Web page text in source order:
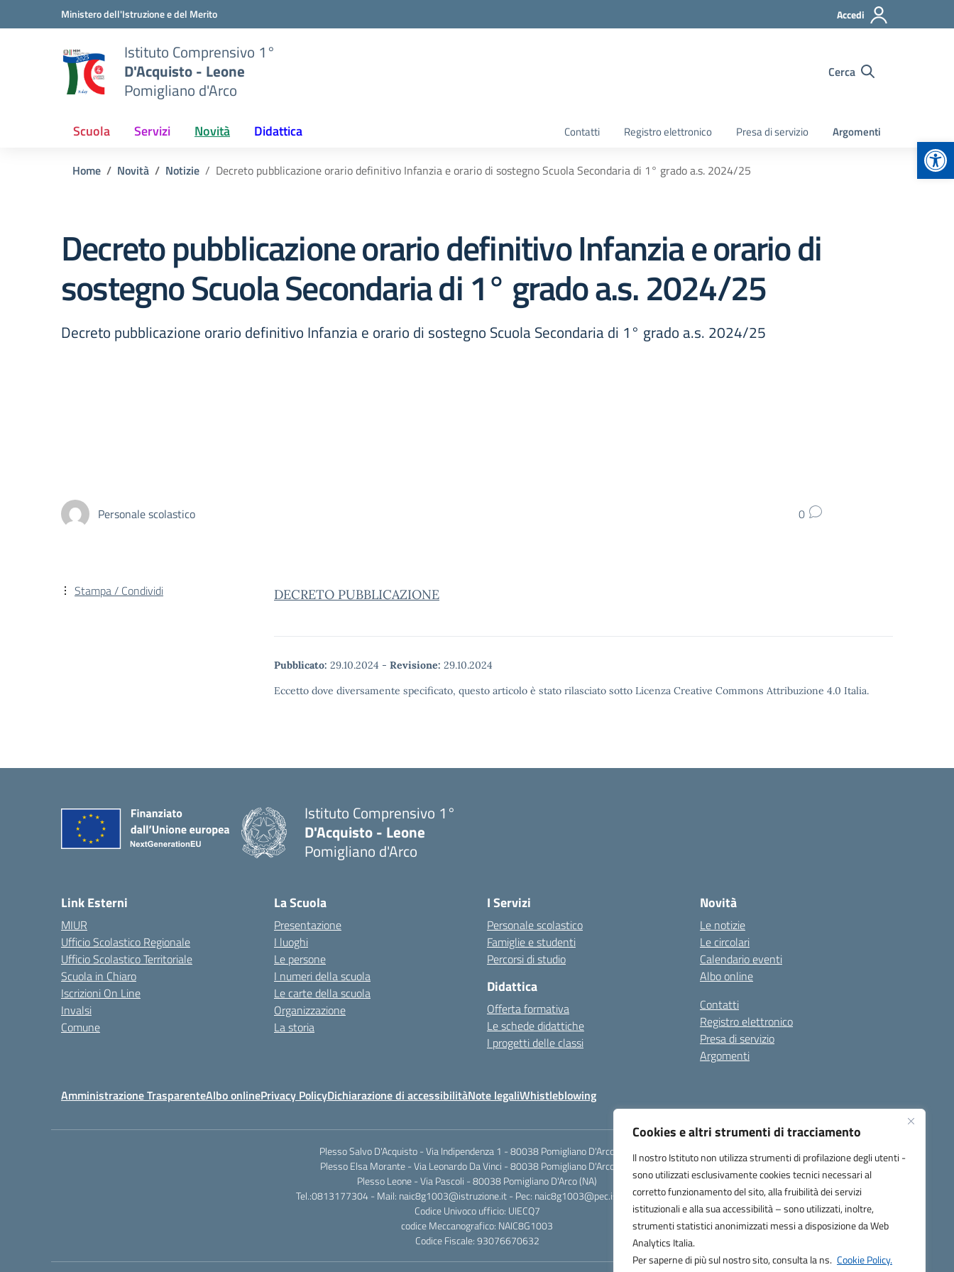
Cookies e altri strumenti di tracciamento
Il nostro Istituto non utilizza strumenti di profilazione degli utenti -
sono utilizzati esclusivamente cookies tecnici necessari al
corretto funzionamento del sito, alla fruibilità dei servizi
istituzionali e alla sua accessibilità – sono utilizzati, inoltre,
strumenti statistici anonimizzati messi a disposizione da Web
Analytics Italia.
Per saperne di più sul nostro sito, consulta la ns. Cookie Policy.
Vai ai contenuti
Vai al menu di navigazioneMinistero dell'Istruzione e del Merito Accedi
Istituto Comprensivo 1°
D'Acquisto - Leone
Pomigliano d'Arco
Cerca
Scuola Servizi Novità Didattica Contatti Registro elettronico Presa di servizio Argomenti
Home Novità Notizie Decreto pubblicazione orario definitivo Infanzia e orario di sostegno Scuola Secondaria di 1° grado a.s. 2024/25
Decreto pubblicazione orario definitivo Infanzia e orario di
sostegno Scuola Secondaria di 1° grado a.s. 2024/25
Decreto pubblicazione orario definitivo Infanzia e orario di sostegno Scuola Secondaria di 1° grado a.s. 2024/25
Personale scolastico 0
DECRETO PUBBLICAZIONE
Pubblicato: 29.10.2024 - Revisione: 29.10.2024
Eccetto dove diversamente specificato, questo articolo è stato rilasciato sotto Licenza Creative Commons Attribuzione 4.0 Italia.
Stampa / Condividi
Istituto Comprensivo 1°
D'Acquisto - Leone
Pomigliano d'Arco
Link Esterni
MIUR
Ufficio Scolastico Regionale
Ufficio Scolastico Territoriale
Scuola in Chiaro
Iscrizioni On Line
Invalsi
Comune
La Scuola
Presentazione
I luoghi
Le persone
I numeri della scuola
Le carte della scuola
Organizzazione
La storia
I Servizi
Personale scolastico
Famiglie e studenti
Percorsi di studio
Didattica
Offerta formativa
Le schede didattiche
I progetti delle classi
Novità
Le notizie
Le circolari
Calendario eventi
Albo online
Contatti
Registro elettronico
Presa di servizio
Argomenti
Amministrazione TrasparenteAlbo onlinePrivacy PolicyDichiarazione di accessibilitàNote legaliWhistleblowing
Plesso Salvo D'Acquisto - Via Indipendenza 1 - 80038 Pomigliano D'Arco (NA)
Plesso Elsa Morante - Via Leonardo Da Vinci - 80038 Pomigliano D'Arco (NA)
Plesso Leone - Via Pascoli - 80038 Pomigliano D'Arco (NA)
Tel.:0813177304 - Mail: naic8g1003@istruzione.it - Pec: naic8g1003@pec.istruzione.it
Codice Univoco ufficio: UIECQ7
codice Meccanografico: NAIC8G1003
Codice Fiscale: 93076670632